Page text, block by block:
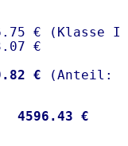
€ (Klasse I)
€
€
4596.43 €